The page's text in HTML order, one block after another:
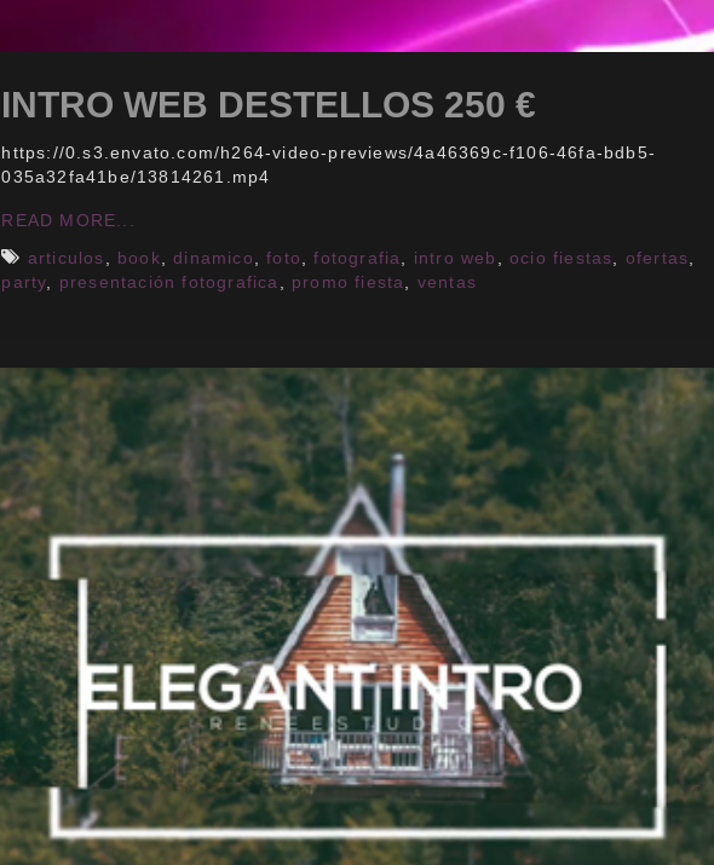
INTRO WEB DESTELLOS 250 €
https://0.s3.envato.com/h264-video-previews/4a46369c-f106-46fa-bdb5-
035a32fa41be/13814261.mp4
READ MORE...
articulos, book,dinamico,foto,fotografia, intro web ,ocio fiestas, ofertas,
party, presentación fotografica, promo fiesta, ventas